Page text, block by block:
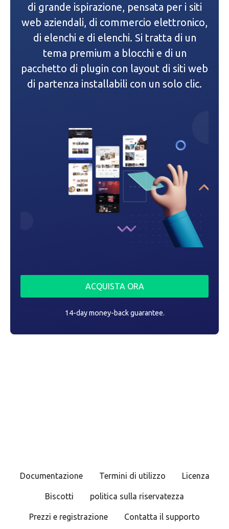
di grande ispirazione, pensata per i siti
web aziendali, di commercio elettronico,
di elenchi e di elenchi. Si tratta di un
tema premium a blocchi e di un
pacchetto di plugin con layout di siti web
di partenza installabili con un solo clic.
ACQUISTA ORA
14-day money-back guarantee.
Documentazione Termini di utilizzo Licenza
Biscotti politica sulla riservatezza
Prezzi e registrazione Contatta il supporto